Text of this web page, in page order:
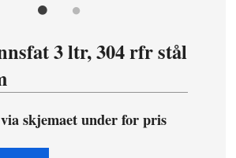
3 ltr, 304 rfr stål
skjemaet under for pris